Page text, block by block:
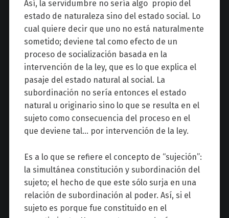
Así, la servidumbre no sería algo propio del
estado de naturaleza sino del estado social. Lo
cual quiere decir que uno no está naturalmente
sometido; deviene tal como efecto de un
proceso de socialización basada en la
intervención de la ley, que es lo que explica el
pasaje del estado natural al social. La
subordinación no sería entonces el estado
natural u originario sino lo que se resulta en el
sujeto como consecuencia del proceso en el
que deviene tal… por intervención de la ley.
Es a lo que se refiere el concepto de “sujeción”:
la simultánea constitución y subordinación del
sujeto; el hecho de que este sólo surja en una
relación de subordinación al poder. Así, si el
sujeto es porque fue constituido en el